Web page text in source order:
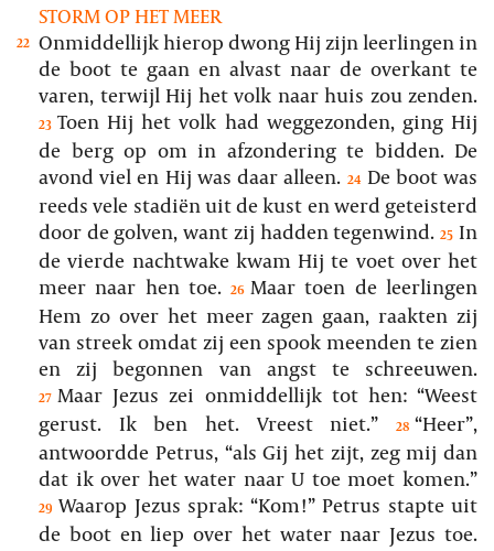
STORM OP HET MEER
22 Onmiddellijk hierop dwong Hij zijn leerlingen in
de boot te gaan en alvast naar de overkant te
varen, terwijl Hij het volk naar huis zou zenden.
23 Toen Hij het volk had weggezonden, ging Hij
de berg op om in afzondering te bidden. De
avond viel en Hij was daar alleen. 24 De boot was
reeds vele stadiën uit de kust en werd geteisterd
door de golven, want zij hadden tegenwind. 25 In
de vierde nachtwake kwam Hij te voet over het
meer naar hen toe.26 Maar toen de leerlingen
Hem zo over het meer zagen gaan, raakten zij
van streek omdat zij een spook meenden te zien
en zij begonnen van angst te schreeuwen.
27 Maar Jezus zei onmiddellijk tot hen: “Weest
gerust. Ik ben het. Vreest niet.”
28 “Heer”,
antwoordde Petrus, “als Gij het zijt, zeg mij dan
dat ik over het water naar U toe moet komen.”
29 Waarop Jezus sprak: “Kom!” Petrus stapte uit
de boot en liep over het water naar Jezus toe.